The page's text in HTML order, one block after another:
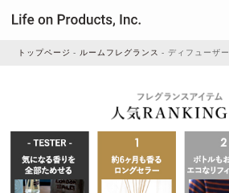
トップページ ルームフレグランス ディフューザー